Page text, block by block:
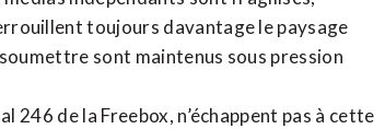
toujours davantage le paysage
sont maintenus sous pression
246 de la Freebox, n’échappent pas à cette